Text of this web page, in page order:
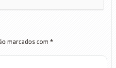
marcados com *